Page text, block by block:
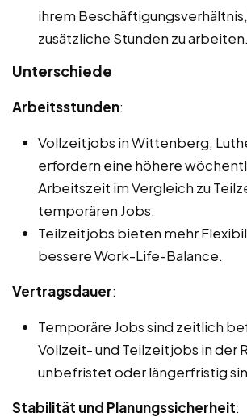
ihrem
zusätzliche Stunden zu arbeiten.
Unterschiede
Arbeitsstunden:
Vollzeitjobs in Wittenberg,
erfordern eine höhere
Arbeitszeit im Vergleich zu
temporären Jobs.
Teilzeitjobs bieten mehr
bessere Work-Life-Balance.
Vertragsdauer:
Temporäre Jobs sind zeitlich
Vollzeit- und Teilzeitjobs in der
unbefristet oder längerfristig
Stabilität und Planungssicherheit: